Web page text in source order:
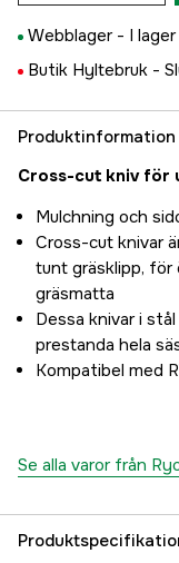
Webblager - I lager
Butik Hyltebruk -
Produktinformation
Cross-cut kniv för
Mulchning och
Cross-cut knivar
tunt gräsklipp, för
gräsmatta
Dessa knivar i
prestanda hela
Kompatibel med
Se alla varor från